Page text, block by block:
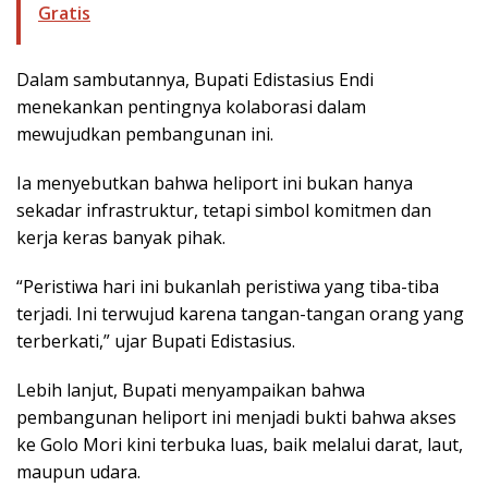
Gratis
Dalam sambutannya, Bupati Edistasius Endi
menekankan pentingnya kolaborasi dalam
mewujudkan pembangunan ini.
Ia menyebutkan bahwa heliport ini bukan hanya
sekadar infrastruktur, tetapi simbol komitmen dan
kerja keras banyak pihak.
“Peristiwa hari ini bukanlah peristiwa yang tiba-tiba
terjadi. Ini terwujud karena tangan-tangan orang yang
terberkati,” ujar Bupati Edistasius.
Lebih lanjut, Bupati menyampaikan bahwa
pembangunan heliport ini menjadi bukti bahwa akses
ke Golo Mori kini terbuka luas, baik melalui darat, laut,
maupun udara.